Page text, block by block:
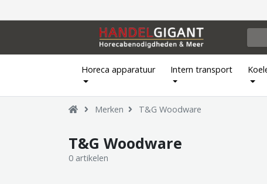
Horeca apparatuur Intern transport
Merken T&G Woodware
T&G Woodware
0 artikelen